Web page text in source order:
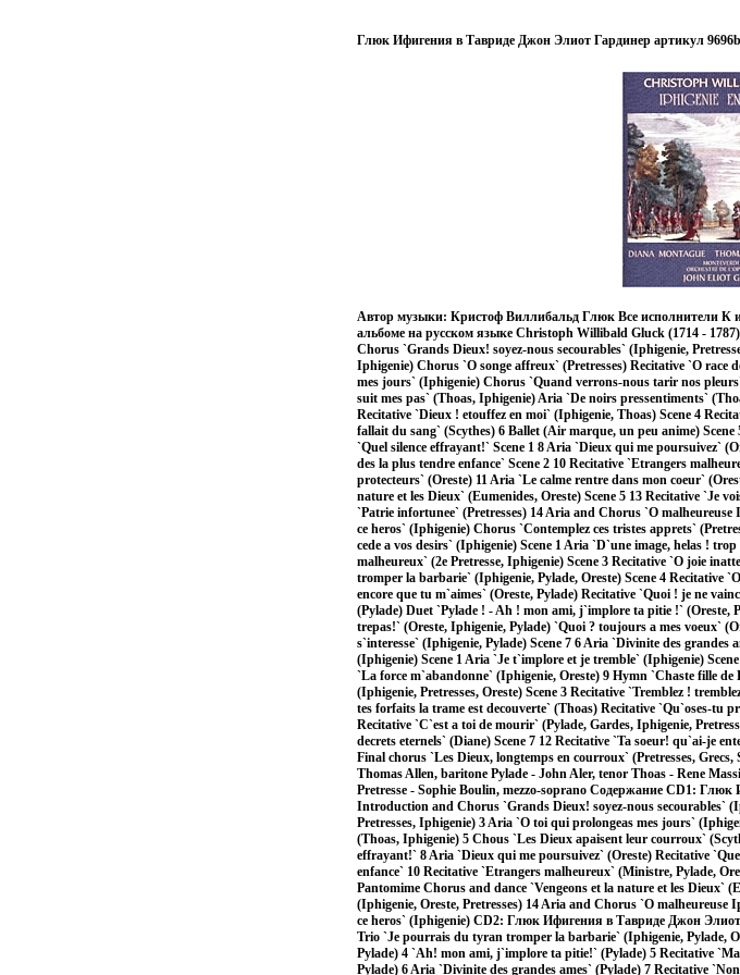
Глюк Ифигения в Тавриде Джон Элиот Гардинер артикул
Автор музыки: Кристоф Виллибальд Глюк Все исполнители К
альбоме на русском языке Christoph Willibald Gluck (1714 -
Chorus `Grands Dieux! soyez-nous secourables` (Iphigenie,
Iphigenie) Chorus `O songe affreux` (Pretresses) Recitative `O race
mes jours` (Iphigenie) Chorus `Quand verrons-nous tarir nos
suit mes pas` (Thoas, Iphigenie) Aria `De noirs pressentiments`
Recitative `Dieux ! etouffez en moi` (Iphigenie, Thoas) Scene 4
fallait du sang` (Scythes) 6 Ballet (Air marque, un peu anime)
`Quel silence effrayant!` Scene 1 8 Aria `Dieux qui me poursuivez`
des la plus tendre enfance` Scene 2 10 Recitative `Etrangers
protecteurs` (Oreste) 11 Aria `Le calme rentre dans mon coeur`
nature et les Dieux` (Eumenides, Oreste) Scene 5 13 Recitative `Je
`Patrie infortunee` (Pretresses) 14 Aria and Chorus `O
ce heros` (Iphigenie) Chorus `Contemplez ces tristes apprets`
cede a vos desirs` (Iphigenie) Scene 1 Aria `D`une image, helas !
malheureux` (2e Pretresse, Iphigenie) Scene 3 Recitative `O joie
tromper la barbarie` (Iphigenie, Pylade, Oreste) Scene 4 Recitative
encore que tu m`aimes` (Oreste, Pylade) Recitative `Quoi ! je ne
(Pylade) Duet `Pylade ! - Ah ! mon ami, j`implore ta pitie !` (Oreste,
trepas!` (Oreste, Iphigenie, Pylade) `Quoi ? toujours a mes voeux`
s`interesse` (Iphigenie, Pylade) Scene 7 6 Aria `Divinite des
(Iphigenie) Scene 1 Aria `Je t`implore et je tremble` (Iphigenie)
`La force m`abandonne` (Iphigenie, Oreste) 9 Hymn `Chaste fille
(Iphigenie, Pretresses, Oreste) Scene 3 Recitative `Tremblez !
tes forfaits la trame est decouverte` (Thoas) Recitative `Qu`oses-tu
Recitative `C`est a toi de mourir` (Pylade, Gardes, Iphigenie,
decrets eternels` (Diane) Scene 7 12 Recitative `Ta soeur! qu`ai-je
Final chorus `Les Dieux, longtemps en courroux` (Pretresses,
Thomas Allen, baritone Pylade - John Aler, tenor Thoas - Rene
Pretresse - Sophie Boulin, mezzo-soprano Содержание CD1:
Introduction and Chorus `Grands Dieux! soyez-nous secourables`
Pretresses, Iphigenie) 3 Aria `O toi qui prolongeas mes jours`
(Thoas, Iphigenie) 5 Chous `Les Dieux apaisent leur courroux`
effrayant!` 8 Aria `Dieux qui me poursuivez` (Oreste) Recitative
enfance` 10 Recitative `Etrangers malheureux` (Ministre, Pylade,
Pantomime Chorus and dance `Vengeons et la nature et les Dieux`
(Iphigenie, Oreste, Pretresses) 14 Aria and Chorus `O malheureuse
ce heros` (Iphigenie) CD2: Глюк Ифигения в Тавриде Джон
Trio `Je pourrais du tyran tromper la barbarie` (Iphigenie, Pylade,
Pylade) 4 `Ah! mon ami, j`implore ta pitie!` (Pylade) 5 Recitative
Pylade) 6 Aria `Divinite des grandes ames` (Pylade) 7 Recitative